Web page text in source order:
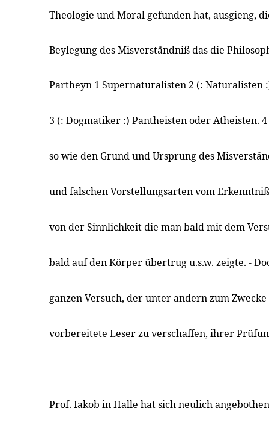
Theologie und Moral gefunden hat, ausgieng,
Beylegung des Misverständniß das die
Partheyn 1 Supernaturalisten 2 (: Naturalisten
3 (: Dogmatiker :) Pantheisten oder Atheisten.
so wie den Grund und Ursprung des
und falschen Vorstellungsarten vom
von der Sinnlichkeit die man bald mit dem
bald auf den Körper übertrug u.s.w. zeigte. -
ganzen Versuch, der unter andern zum
vorbereitete Leser zu verschaffen, ihrer
Prof. Iakob in Halle hat sich neulich